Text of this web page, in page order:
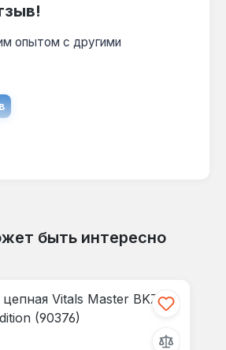
опытом с другими
только на текущем
быть интересно